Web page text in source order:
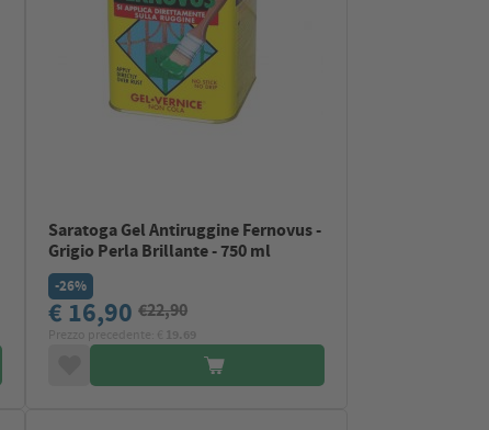
Saratoga Gel Antiruggine Fernovus -
Grigio Perla Brillante - 750 ml
-26%
€ 16,90€22,90